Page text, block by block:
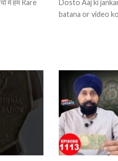
में हम Rare
Dosto Aaj ki
batana or video